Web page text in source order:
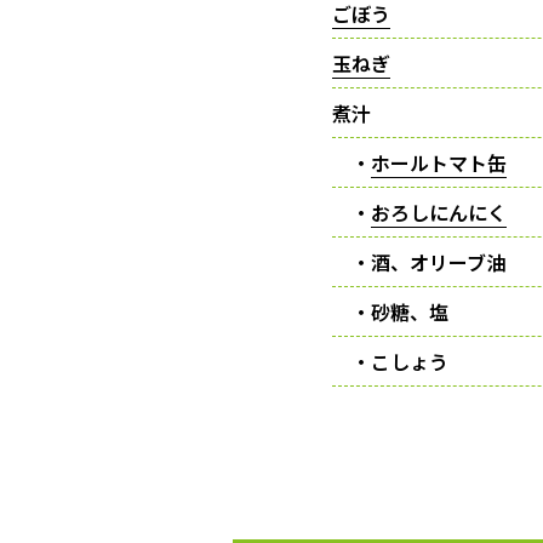
ごぼう
玉ねぎ
煮汁
・ ホールトマト缶
・ おろしにんにく
・酒、オリーブ油
・砂糖、塩
・こしょう